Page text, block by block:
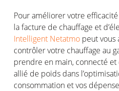
Pour améliorer votre
la facture de chauffage et
Intelligent Netatmo peut vous
contrôler votre chauffage au
prendre en main, connecté et
allié de poids dans
consommation et vos